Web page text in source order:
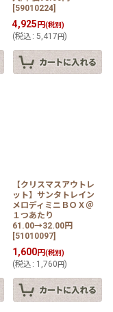
[59010224]
4,925 円(税別)
(税込 : 5,417円)
【クリスマスアウトレ
ット】サンタトレイン
メロディミニＢＯＸ＠
１つあたり
61.00→32.00円
[51010097]
1,600円(税別)
(税込 : 1,760円)